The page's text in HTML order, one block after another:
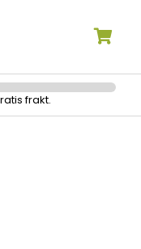
frakt.